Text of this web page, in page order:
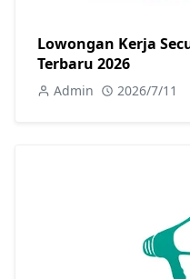
Lowongan Kerja
Terbaru 2026
Admin 2026/7/11